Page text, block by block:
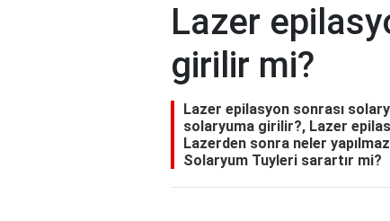
Lazer
girilir mi?
Lazer epilasyon sonrası
solaryuma girilir?, Lazer
Lazerden sonra neler
Solaryum Tuyleri sarartır mi?